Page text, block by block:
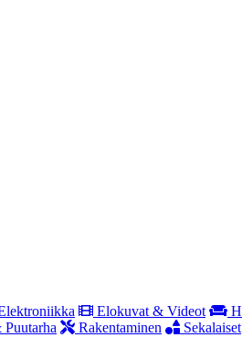
Elokuvat & Videot
Puutarha Rakentaminen Sekalaiset